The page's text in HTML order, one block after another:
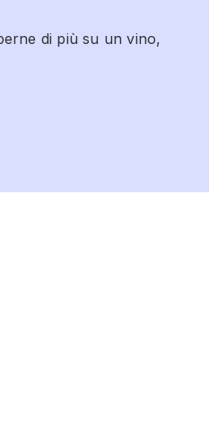
di più su un vino,